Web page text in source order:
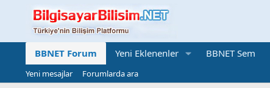
BBNET Forum Yeni Eklenenler BBNET Sem
Yeni mesajlar
Forumlarda ara